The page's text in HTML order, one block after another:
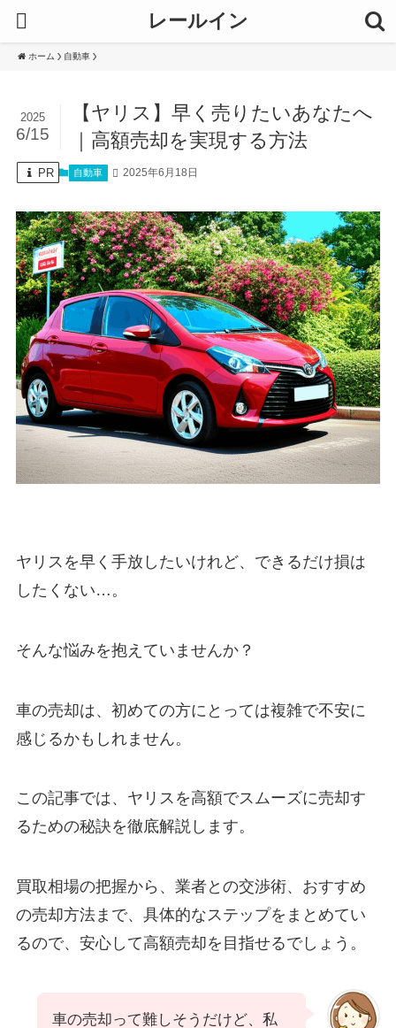
レールイン
ホーム 自動車
【ヤリス】早く売りたいあなたへ
｜高額売却を実現する方法
2025
6/15
PR 自動車 2025年6月18日
ヤリスを早く手放したいけれど、できるだけ損は
したくない…。
そんな悩みを抱えていませんか？
車の売却は、初めての方にとっては複雑で不安に
感じるかもしれません。
この記事では、ヤリスを高額でスムーズに売却す
るための秘訣を徹底解説します。
買取相場の把握から、業者との交渉術、おすすめ
の売却方法まで、具体的なステップをまとめてい
るので、安心して高額売却を目指せるでしょう。
車の売却って難しそうだけど、私